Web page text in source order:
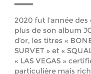
2020 fut l’année
plus de son album
d’or, les titres «
SURVET » et «
« LAS VEGAS »
particulière mais